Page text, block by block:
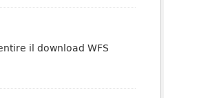
il download WFS